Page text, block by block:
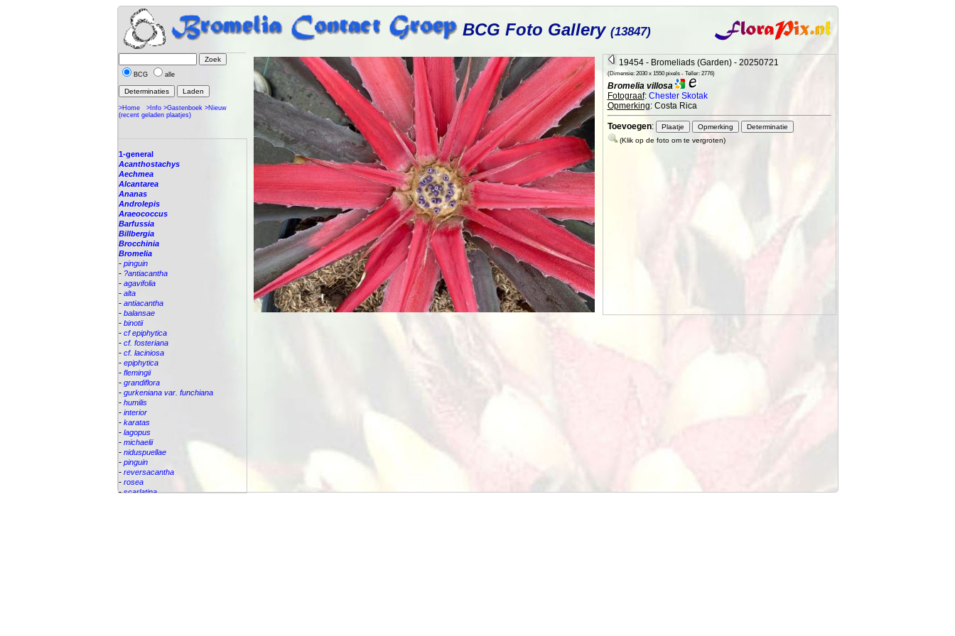
BCG Foto Gallery (13847)
BCG alle
>Home >Info >Gastenboek >Nieuw
(recent geladen plaatjes)
1-general
Acanthostachys
Aechmea
Alcantarea
Ananas
Androlepis
Araeococcus
Barfussia
Billbergia
Brocchinia
Bromelia
- pinguin
- ?antiacantha
- agavifolia
- alta
- antiacantha
- balansae
- binotii
- cf epiphytica
- cf. fosteriana
- cf. laciniosa
- epiphytica
- flemingii
- grandiflora
- gurkeniana var. funchiana
- humilis
- interior
- karatas
- lagopus
- michaelii
- niduspuellae
- pinguin
- reversacantha
- rosea
-scarlatina
19454 - Bromeliads (Garden) - 20250721
(Dimensie: 2030 x 1550 pixels - Teller: 2776)
Bromelia villosa
Fotograaf: Chester Skotak
Opmerking: Costa Rica
Toevoegen:
(Klik op de foto om te vergroten)